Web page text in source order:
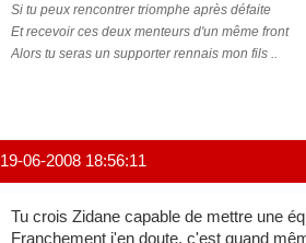
Si tu peux rencontrer triomphe après défaite
Et recevoir ces deux menteurs d'un même front
Alors tu seras un supporter rennais mon fils ..
19-06-2008 18:56:11
Tu crois Zidane capable de mettre une
Franchement j'en doute, c'est quand